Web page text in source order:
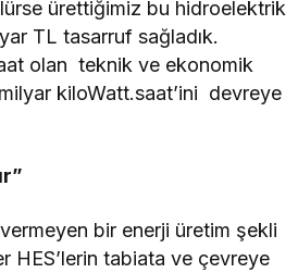
ürettiğimiz bu hidroelektrik
TL tasarruf sağladık.
olan teknik ve ekonomik
kiloWatt.saat’ini devreye
bir enerji üretim şekli
HES’lerin tabiata ve çevreye